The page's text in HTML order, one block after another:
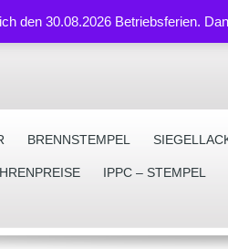
BRENNSTEMPEL
IPPC – STEMPEL
den 30.08.2026 Betriebsferien.